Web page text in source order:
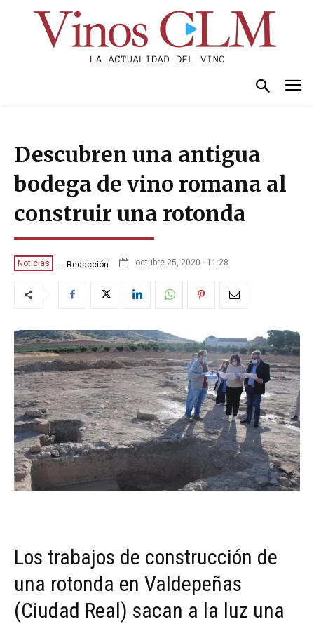
Descubren una antigua
bodega de vino romana al
construir una rotonda
Noticias - Redacción octubre 25, 2020 · 11:28
Los trabajos de construcción de
una rotonda en Valdepeñas
(Ciudad Real) sacan a la luz una